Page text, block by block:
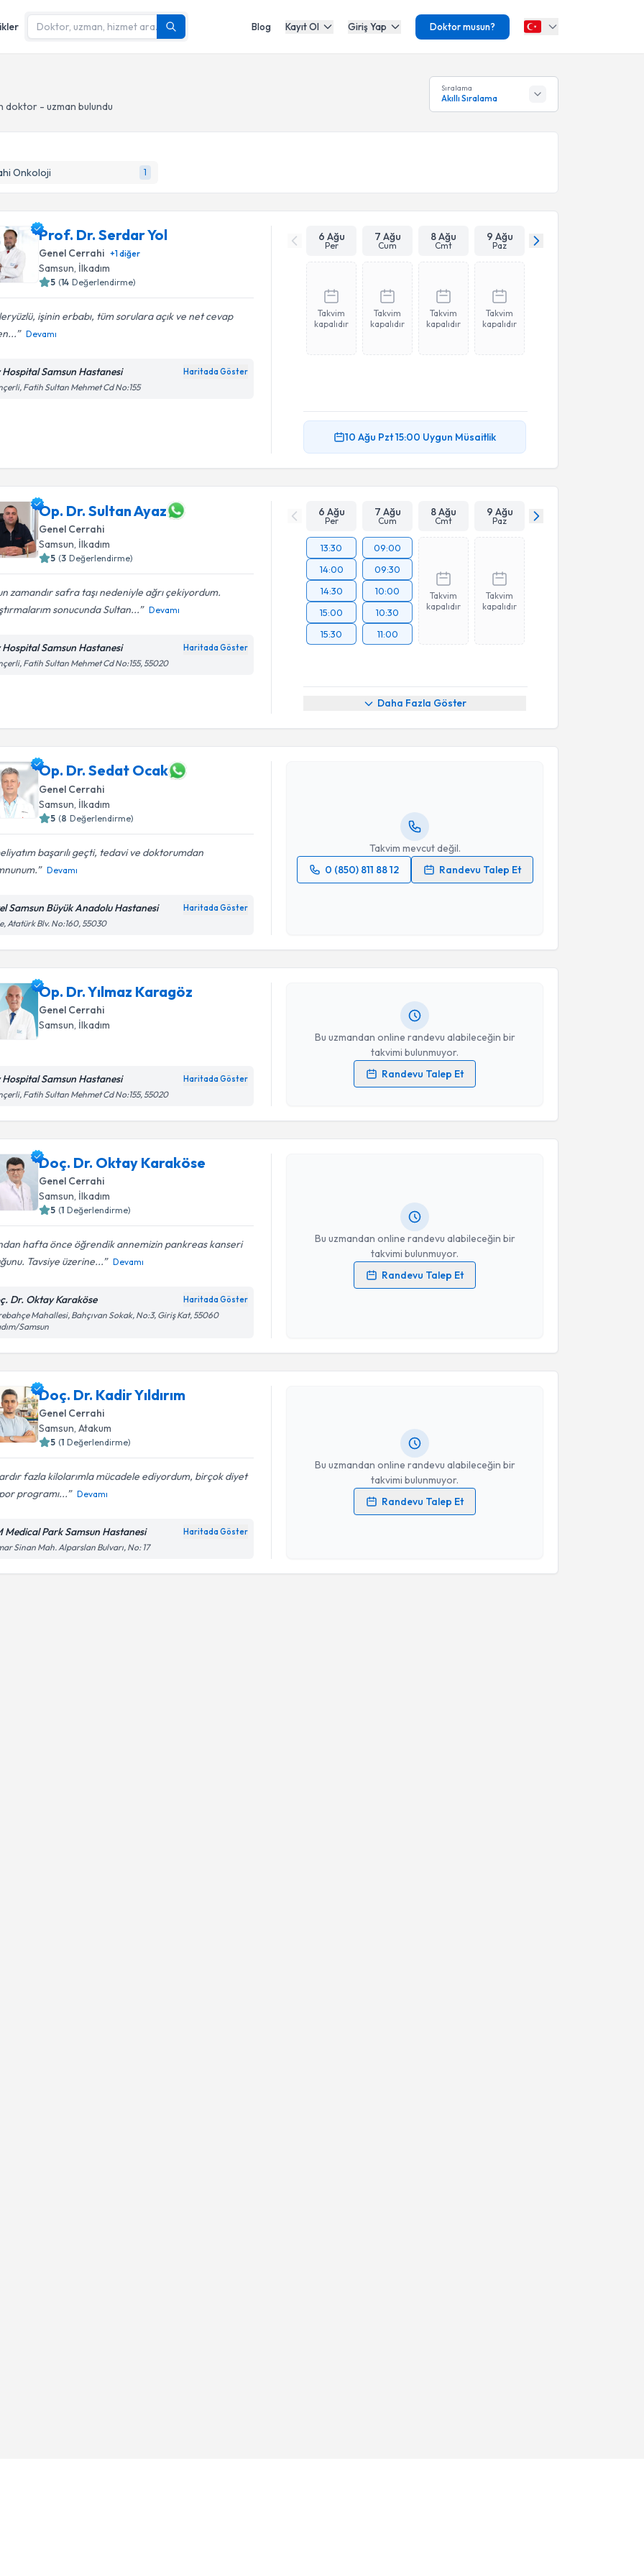
Blog Kayıt Ol Giriş Yap Doktor musun?
doktor - uzman bulundu
Sıralama
Akıllı Sıralama
Onkoloji 1
Prof. Dr. Serdar Yol
Genel Cerrahi +1diğer
Samsun, İlkadım
5 (14 Değerlendirme)
işinin erbabı, tüm sorulara açık ve net cevap
Devamı
Hospital Samsun Hastanesi Haritada Göster
Fatih Sultan Mehmet Cd No:155
6 Ağu
Per
7 Ağu
Cum
8 Ağu
Cmt
9 Ağu
Paz
Takvim
kapalıdır
Takvim
kapalıdır
Takvim
kapalıdır
Takvim
kapalıdır
10 Ağu Pzt15:00 Uygun Müsaitlik
Op. Dr. Sultan Ayaz
Genel Cerrahi
Samsun, İlkadım
5 (3 Değerlendirme)
zamandır safra taşı nedeniyle ağrı çekiyordum.
sonucunda Sultan...
Devamı
Hospital Samsun Hastanesi Haritada Göster
Fatih Sultan Mehmet Cd No:155, 55020
6 Ağu
Per
7 Ağu
Cum
8 Ağu
Cmt
9 Ağu
Paz
13:30
14:00
14:30
15:00
15:30
09:00
09:30
10:00
10:30
11:00
Takvim
kapalıdır
Takvim
kapalıdır
Daha Fazla Göster
Op. Dr. Sedat Ocak
Genel Cerrahi
Samsun , İlkadım
5 (8 Değerlendirme)
başarılı geçti, tedavi ve doktorumdan
Devamı
Samsun Büyük Anadolu Hastanesi Haritada Göster
Atatürk Blv. No:160, 55030
Takvim mevcut değil.
0 (850) 811 88 12
Randevu Talep Et
Randevu Takvimi Talebi
Op. Dr. Sedat Ocak
Takvim Talebini Gönder
Op. Dr. Yılmaz Karagöz
Genel Cerrahi
Samsun , İlkadım
Hospital Samsun Hastanesi Haritada Göster
Fatih Sultan Mehmet Cd No:155, 55020
Bu uzmandan online randevu alabileceğin bir
takvimi bulunmuyor.
Randevu Talep Et
Kişisel verilerimin işlenmesine ilişkinAydınlatma Metni
Doç. Dr. Oktay Karaköse
Genel Cerrahi
Samsun , İlkadım
5 (1 Değerlendirme)
hafta önce öğrendik annemizin pankreas kanseri
Tavsiye üzerine...
Devamı
Dr. Oktay Karaköse Haritada Göster
Mahallesi, Bahçıvan Sokak, No:3, Giriş Kat, 55060
Samsun
Bu uzmandan online randevu alabileceğin bir
takvimi bulunmuyor.
Randevu Talep Et
Kişisel verilerimin işlenmesine ilişkinAydınlatma Metni
Doç. Dr. Kadir Yıldırım
Genel Cerrahi
Samsun , Atakum
5 (1 Değerlendirme)
fazla kilolarımla mücadele ediyordum, birçok diyet
programı...
Devamı
Medical Park Samsun Hastanesi Haritada Göster
Sinan Mah. Alparslan Bulvarı, No: 17
Bu uzmandan online randevu alabileceğin bir
takvimi bulunmuyor.
Randevu Talep Et
Randevu Takvimi Talebi
Doç. Dr. Kadir Yıldırım
Kişisel verilerimin işlenmesine ilişkinAydınlatma Metni